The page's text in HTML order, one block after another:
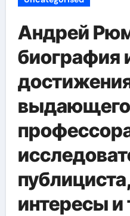
Андрей
биография
интересы и